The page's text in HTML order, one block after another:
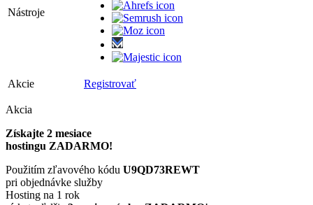
Nástroje
Akcie Registrovať
Akcia
Získajte 2 mesiace
hostingu ZADARMO!
Použitím zľavového kódu U9QD73REWT
pri objednávke služby
Hosting na 1 rok